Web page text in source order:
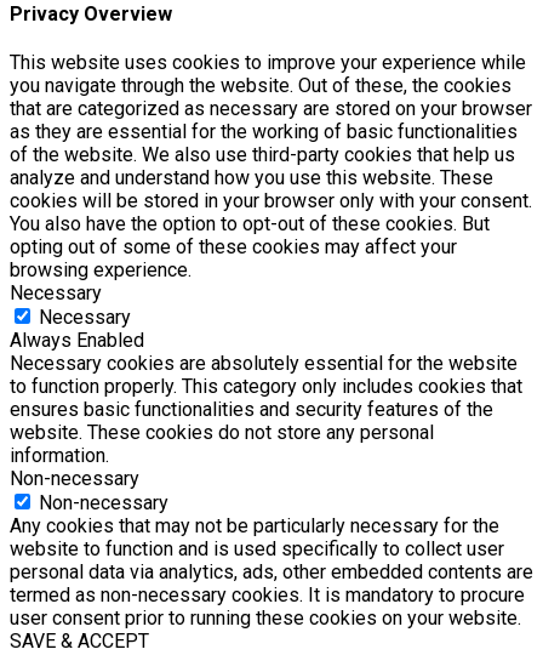
Privacy Overview
This website uses cookies to improve your experience while
you navigate through the website. Out of these, the cookies
that are categorized as necessary are stored on your browser
as they are essential for the working of basic functionalities
of the website. We also use third-party cookies that help us
analyze and understand how you use this website. These
cookies will be stored in your browser only with your consent.
You also have the option to opt-out of these cookies. But
opting out of some of these cookies may affect your
browsing experience.
Necessary
Necessary
Always Enabled
Necessary cookies are absolutely essential for the website
to function properly. This category only includes cookies that
ensures basic functionalities and security features of the
website. These cookies do not store any personal
information.
Non-necessary
Non-necessary
Any cookies that may not be particularly necessary for the
website to function and is used specifically to collect user
personal data via analytics, ads, other embedded contents are
termed as non-necessary cookies. It is mandatory to procure
user consent prior to running these cookies on your website.
SAVE & ACCEPT